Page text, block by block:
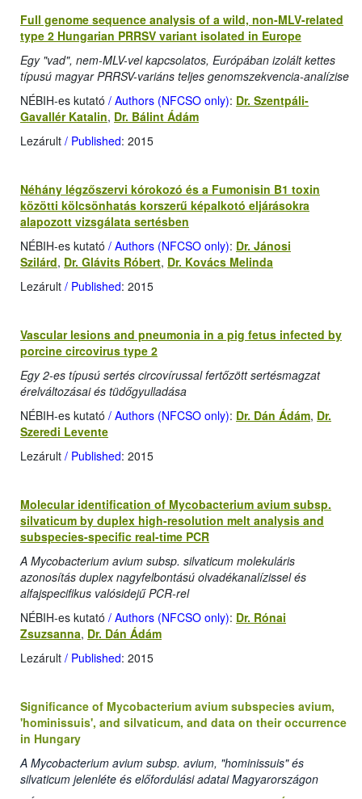
Full genome sequence analysis of a wild, non-MLV-related
type 2 Hungarian PRRSV variant isolated in Europe
Egy "vad", nem-MLV-vel kapcsolatos, Európában izolált kettes
típusú magyar PRRSV-variáns teljes genomszekvencia-analízise
NÉBIH-es kutató / Authors (NFCSO only): Dr. Szentpáli-
Gavallér Katalin, Dr. Bálint Ádám
Lezárult / Published: 2015
Néhány légzőszervi kórokozó és a Fumonisin B1 toxin
közötti kölcsönhatás korszerű képalkotó eljárásokra
alapozott vizsgálata sertésben
NÉBIH-es kutató / Authors (NFCSO only): Dr. Jánosi
Szilárd, Dr. Glávits Róbert, Dr. Kovács Melinda
Lezárult / Published: 2015
Vascular lesions and pneumonia in a pig fetus infected by
porcine circovirus type 2
Egy 2-es típusú sertés circovírussal fertőzött sertésmagzat
érelváltozásai és tüdőgyulladása
NÉBIH-es kutató / Authors (NFCSO only): Dr. Dán Ádám, Dr.
Szeredi Levente
Lezárult / Published: 2015
Molecular identification of Mycobacterium avium subsp.
silvaticum by duplex high-resolution melt analysis and
subspecies-specific real-time PCR
A Mycobacterium avium subsp. silvaticum molekuláris
azonosítás duplex nagyfelbontású olvadékanalízissel és
alfajspecifikus valósidejű PCR-rel
NÉBIH-es kutató / Authors (NFCSO only): Dr. Rónai
Zsuzsanna, Dr. Dán Ádám
Lezárult / Published: 2015
Significance of Mycobacterium avium subspecies avium,
'hominissuis', and silvaticum, and data on their occurrence
in Hungary
A Mycobacterium avium subsp. avium, "hominissuis" és
silvaticum jelenléte és előfordulási adatai Magyarországon